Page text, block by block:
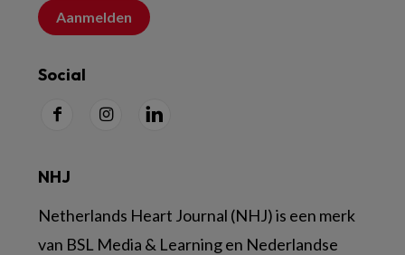
Aanmelden
Social
NHJ
Netherlands Heart Journal (NHJ) is een merk
van BSL Media & Learning en Nederlandse